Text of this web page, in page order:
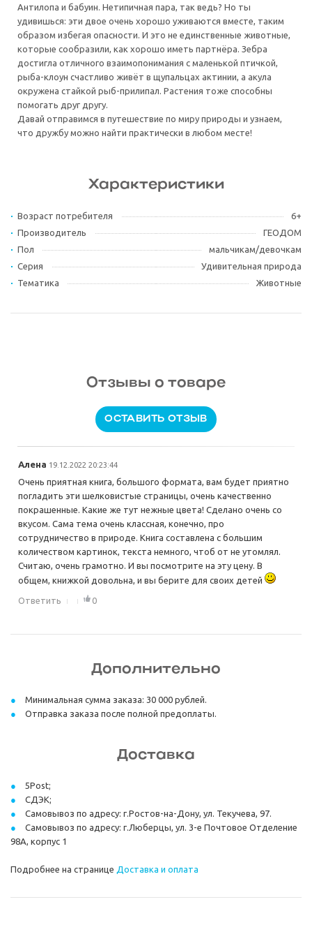
Антилопа и бабуин. Нетипичная пара, так ведь? Но ты
удивишься: эти двое очень хорошо уживаются вместе, таким
образом избегая опасности. И это не единственные животные,
которые сообразили, как хорошо иметь партнёра. Зебра
достигла отличного взаимопонимания с маленькой птичкой,
рыба-клоун счастливо живёт в щупальцах актинии, а акула
окружена стайкой рыб-прилипал. Растения тоже способны
помогать друг другу.
Давай отправимся в путешествие по миру природы и узнаем,
что дружбу можно найти практически в любом месте!
Характеристики
Возраст потребителя
6+
Производитель
ГЕОДОМ
Пол
мальчикам/девочкам
Серия
Удивительная природа
Тематика
Животные
Отзывы о товаре
ОСТАВИТЬ ОТЗЫВ
Алена 19.12.2022 20:23:44
Очень приятная книга, большого формата, вам будет приятно
погладить эти шелковистые страницы, очень качественно
покрашенные. Какие же тут нежные цвета! Сделано очень со
вкусом. Сама тема очень классная, конечно, про
сотрудничество в природе. Книга составлена с большим
количеством картинок, текста немного, чтоб от не утомлял.
Считаю, очень грамотно. И вы посмотрите на эту цену. В
общем, книжкой довольна, и вы берите для своих детей
Ответить 0
Дополнительно
Минимальная сумма заказа: 30 000 рублей.
Отправка заказа после полной предоплаты.
Доставка
5Post;
СДЭК;
Самовывоз по адресу: г.Ростов-на-Дону, ул. Текучева, 97.
Самовывоз по адресу: г.Люберцы, ул. 3-е Почтовое Отделение
98А, корпус 1
Подробнее на странице Доставка и оплата